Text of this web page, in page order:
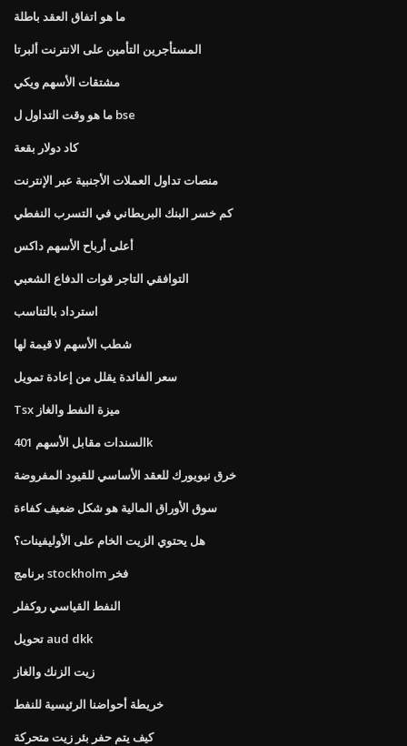
ما هو اتفاق العقد باطلة
المستأجرين التأمين على الانترنت ألبرتا
مشتقات الأسهم ويكي
ما هو وقت التداول ل bse
كاد دولار بقعة
منصات تداول العملات الأجنبية عبر الإنترنت
كم خسر البنك البريطاني في التسرب النفطي
أعلى أرباح الأسهم داكس
التوافقي التاجر قوات الدفاع الشعبي
استرداد بالتناسب
شطب الأسهم لا قيمة لها
سعر الفائدة يقلل من إعادة تمويل
Tsx ميزة النفط والغاز
السندات مقابل الأسهم 401k
خرق نيويورك للعقد الأساسي للقيود المفروضة
سوق الأوراق المالية هو شكل ضعيف كفاءة
هل يحتوي الزيت الخام على الأوليفينات؟
برنامج stockholm فخر
النفط القياسي روكفلر
تحويل aud dkk
زيت الزنك والغاز
خريطة أحواضنا الرئيسية للنفط
كيف يتم حفر بئر زيت متحركة